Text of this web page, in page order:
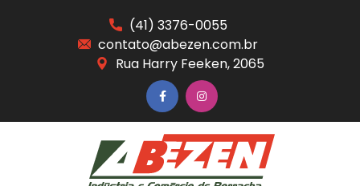
(41) 3376-0055
contato@abezen.com.br
Rua Harry Feeken, 2065